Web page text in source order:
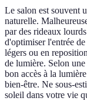
Le salon est souvent
naturelle.
par des rideaux
d'optimiser l'entrée
légers ou en
de lumière. Selon une
bon accès à la
bien-être. Ne sous-
soleil dans votre vie